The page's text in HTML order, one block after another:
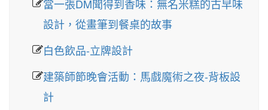
當一張DM聞得到香味：無名米糕的古早味
設計，從畫筆到餐桌的故事
白色飲品-立牌設計
建築師節晚會活動：馬戲魔術之夜-背板設
計